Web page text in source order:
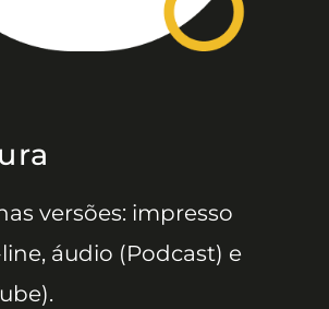
versões: impresso
áudio (Podcast) e